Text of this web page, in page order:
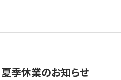
夏季休業のお知らせ